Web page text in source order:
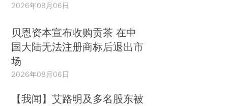
2026年08月06日
贝恩资本宣布收购贡茶 在中
国大陆无法注册商标后退出市
场
2026年08月06日
【我闻】艾路明及多名股东被